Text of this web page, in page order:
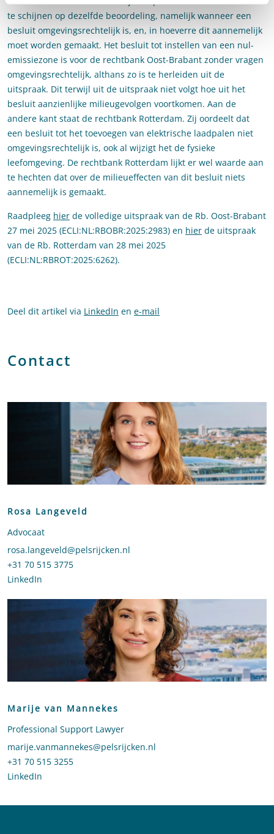
te schijnen op dezelfde beoordeling, namelijk wanneer een
besluit omgevingsrechtelijk is, en, in hoeverre dit aannemelijk
moet worden gemaakt. Het besluit tot instellen van een nul-
emissiezone is voor de rechtbank Oost-Brabant zonder vragen
omgevingsrechtelijk, althans zo is te herleiden uit de
uitspraak. Dit terwijl uit de uitspraak niet volgt hoe uit het
besluit aanzienlijke milieugevolgen voortkomen. Aan de
andere kant staat de rechtbank Rotterdam. Zij oordeelt dat
een besluit tot het toevoegen van elektrische laadpalen niet
omgevingsrechtelijk is, ook al wijzigt het de fysieke
leefomgeving. De rechtbank Rotterdam lijkt er wel waarde aan
te hechten dat over de milieueffecten van dit besluit niets
aannemelijk is gemaakt.
Raadpleeg hier de volledige uitspraak van de Rb. Oost-Brabant
27 mei 2025 (ECLI:NL:RBOBR:2025:2983) en hier de uitspraak
van de Rb. Rotterdam van 28 mei 2025
(ECLI:NL:RBROT:2025:6262).
Deel dit artikel via LinkedIn en e-mail
Contact
Rosa Langeveld
Advocaat
Stuur een e-mail naar Rosa Langeveld
rosa.langeveld@pelsrijcken.nl
Bel naar Rosa Langeveld
+31 70 515 3775
LinkedIn
Marije van Mannekes
Professional Support Lawyer
Stuur een e-mail naar Marije van Mannekes
marije.vanmannekes@pelsrijcken.nl
Bel naar Marije van Mannekes
+31 70 515 3255
LinkedIn